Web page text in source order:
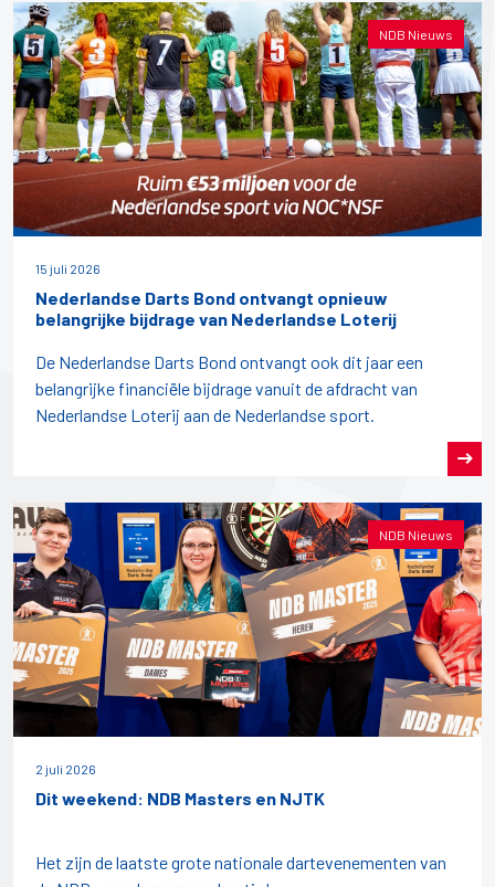
NDB Nieuws
15 juli 2026
Nederlandse Darts Bond ontvangt opnieuw
belangrijke bijdrage van Nederlandse Loterij
De Nederlandse Darts Bond ontvangt ook dit jaar een
belangrijke financiële bijdrage vanuit de afdracht van
Nederlandse Loterij aan de Nederlandse sport.
NDB Nieuws
2 juli 2026
Dit weekend: NDB Masters en NJTK
Het zijn de laatste grote nationale dartevenementen van